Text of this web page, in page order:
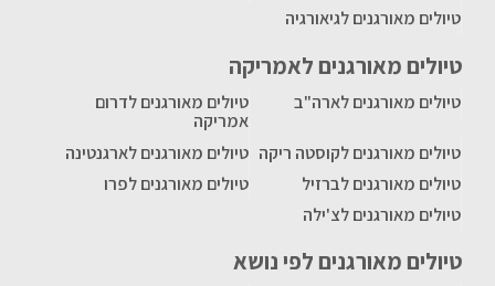
טיולים מאורגנים לגיאורגיה
טיולים מאורגנים לאמריקה
טיולים מאורגנים לארה"ב
טיולים מאורגנים לדרום
אמריקה
טיולים מאורגנים לקוסטה ריקה טיולים מאורגנים לארגנטינה
טיולים מאורגנים לברזיל
טיולים מאורגנים לפרו
טיולים מאורגנים לצ'ילה
טיולים מאורגנים לפי נושא